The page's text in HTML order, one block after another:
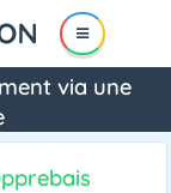
via une